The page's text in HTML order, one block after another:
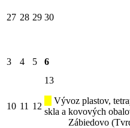
27 28 29 30
3 4 5 6
10 11 12
13
Vývoz plastov,
skla a kovových
Zábiedovo